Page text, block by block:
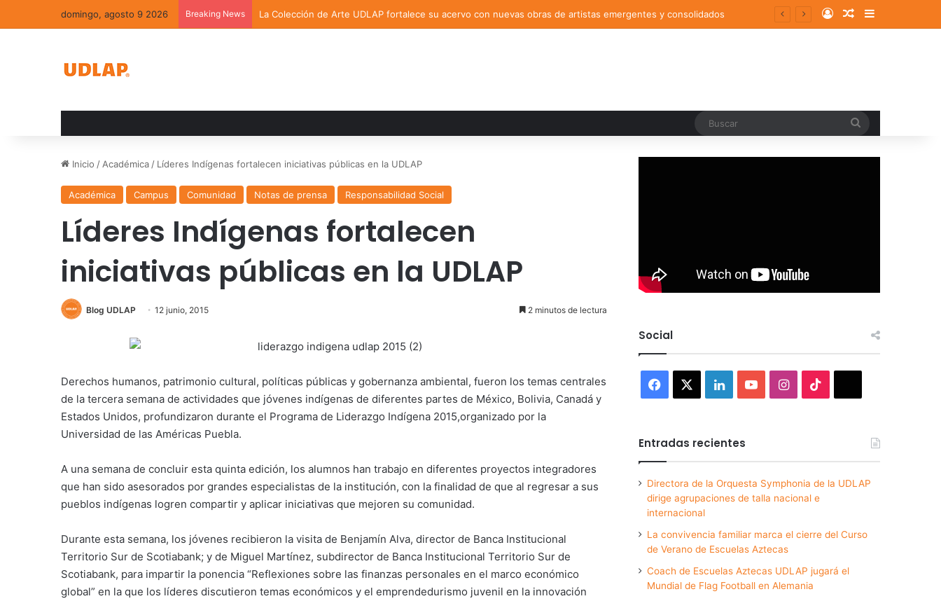
domingo, agosto 9 2026 Breaking News La Colección de Arte UDLAP fortalece su acervo con nuevas obras de artistas emergentes y consolidados Log InRandom Article
Sidebar
Inicio / Académica / Líderes Indígenas fortalecen iniciativas públicas en la UDLAP
Académica Campus Comunidad Notas de prensa Responsabilidad Social
Líderes Indígenas fortalecen
iniciativas públicas en la UDLAP
Blog UDLAP 12 junio, 2015 2 minutos de lectura
Derechos humanos, patrimonio cultural, políticas públicas y gobernanza ambiental, fueron los temas centrales
de la tercera semana de actividades que jóvenes indígenas de diferentes partes de México, Bolivia, Canadá y
Estados Unidos, profundizaron durante el Programa de Liderazgo Indígena 2015,organizado por la
Universidad de las Américas Puebla.
A una semana de concluir esta quinta edición, los alumnos han trabajo en diferentes proyectos integradores
que han sido asesorados por grandes especialistas de la institución, con la finalidad de que al regresar a sus
pueblos indígenas logren compartir y aplicar iniciativas que mejoren su comunidad.
Durante esta semana, los jóvenes recibieron la visita de Benjamín Alva, director de Banca Institucional
Territorio Sur de Scotiabank; y de Miguel Martínez, subdirector de Banca Institucional Territorio Sur de
Scotiabank, para impartir la ponencia “Reflexiones sobre las finanzas personales en el marco económico
global” en la que los líderes discutieron temas económicos y el emprendedurismo juvenil en la innovación
Social
Facebook LinkedInYouTubeInstagram
Entradas recientes
Directora de la Orquesta Symphonia de la UDLAP
dirige agrupaciones de talla nacional e
internacional
La convivencia familiar marca el cierre del Curso
de Verano de Escuelas Aztecas
Coach de Escuelas Aztecas UDLAP jugará el
Mundial de Flag Football en Alemania